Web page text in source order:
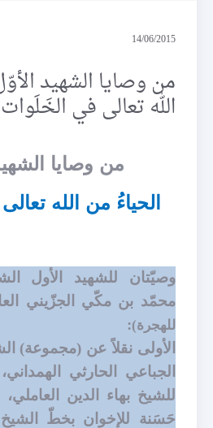
14/06/2015
من وصايا الشهيد
الله تعالى في الخَلَوات
من وصايا
الحياءُ من الله
وصيّتان للشهيد الأول
محمّد بن مكّي الجزّيني
للهجرة):
الأولى نقلاً عن (مجموعة)
الجباعي الحارثي
للشيخ بهاء الدين
حَسَنة للإخوان بخطّ